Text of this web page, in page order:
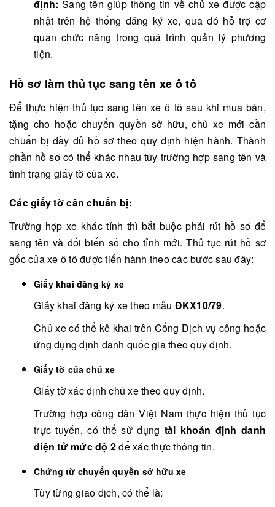
định: Sang tên giúp thông tin về chủ xe được cập
nhật trên hệ thống đăng ký xe, qua đó hỗ trợ cơ
quan chức năng trong quá trình quản lý phương
tiện.
Hồ sơ làm thủ tục sang tên xe ô tô
Để thực hiện thủ tục sang tên xe ô tô sau khi mua bán,
tặng cho hoặc chuyển quyền sở hữu, chủ xe mới cần
chuẩn bị đầy đủ hồ sơ theo quy định hiện hành. Thành
phần hồ sơ có thể khác nhau tùy trường hợp sang tên và
tình trạng giấy tờ của xe.
Các giấy tờ cần chuẩn bị:
Trường hợp xe khác tỉnh thì bắt buộc phải rút hồ sơ để
sang tên và đổi biển số cho tỉnh mới. Thủ tục rút hồ sơ
gốc của xe ô tô được tiến hành theo các bước sau đây:
Giấy khai đăng ký xe
Giấy khai đăng ký xe theo mẫu ĐKX10/79.
Chủ xe có thể kê khai trên Cổng Dịch vụ công hoặc
ứng dụng định danh quốc gia theo quy định.
Giấy tờ của chủ xe
Giấy tờ xác định chủ xe theo quy định.
Trường hợp công dân Việt Nam thực hiện thủ tục
trực tuyến, có thể sử dụng tài khoản định danh
điện tử mức độ 2để xác thực thông tin.
Chứng từ chuyển quyền sở hữu xe
Tùy từng giao dịch, có thể là: